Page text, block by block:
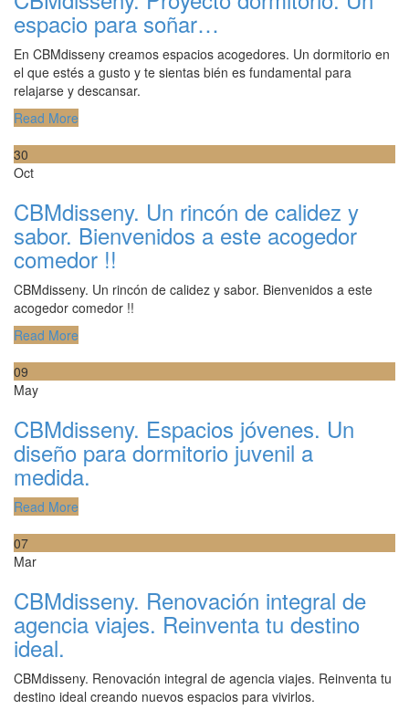
espacio para soñar…
En CBMdisseny creamos espacios acogedores. Un dormitorio en
el que estés a gusto y te sientas bién es fundamental para
relajarse y descansar.
Read More
30
Oct
CBMdisseny. Un rincón de calidez y
sabor. Bienvenidos a este acogedor
comedor !!
CBMdisseny. Un rincón de calidez y sabor. Bienvenidos a este
acogedor comedor !!
Read More
09
May
CBMdisseny. Espacios jóvenes. Un
diseño para dormitorio juvenil a
medida.
Read More
07
Mar
CBMdisseny. Renovación integral de
agencia viajes. Reinventa tu destino
ideal.
CBMdisseny. Renovación integral de agencia viajes. Reinventa tu
destino ideal creando nuevos espacios para vivirlos.